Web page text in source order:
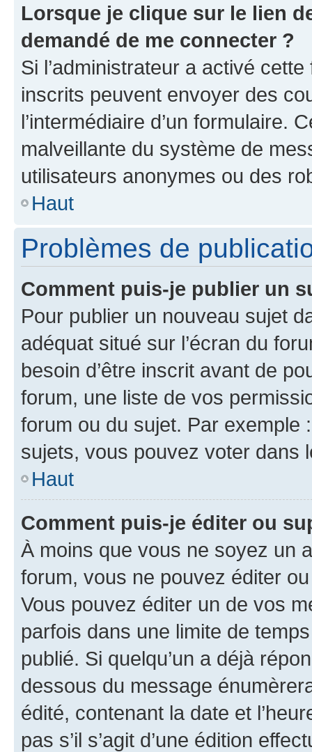
Lorsque je clique sur le lien
demandé de me connecter ?
Si l’administrateur a activé
inscrits peuvent envoyer des
l’intermédiaire d’un formulaire.
malveillante du système de
utilisateurs anonymes ou des
Haut
Problèmes de
Comment puis-je publier un
Pour publier un nouveau sujet
adéquat situé sur l’écran du
besoin d’être inscrit avant de
forum, une liste de vos
forum ou du sujet. Par exemple
sujets, vous pouvez voter dans
Haut
Comment puis-je éditer ou
À moins que vous ne soyez un
forum, vous ne pouvez éditer
Vous pouvez éditer un de vos
parfois dans une limite de
publié. Si quelqu’un a déjà
dessous du message
édité, contenant la date et
pas s’il s’agit d’une édition